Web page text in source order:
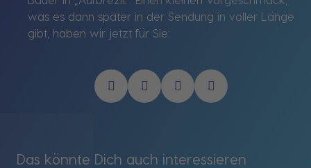
was es dann später in der Sendung in voller Länge
gibt, haben wir jetzt für Sie:
Das könnte Dich auch interessieren